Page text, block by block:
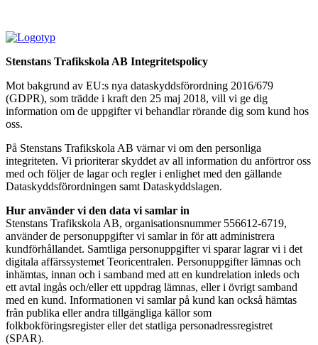
Stenstans Trafikskola AB Integritetspolicy
Mot bakgrund av EU:s nya dataskyddsförordning 2016/679
(GDPR), som trädde i kraft den 25 maj 2018, vill vi ge dig
information om de uppgifter vi behandlar rörande dig som kund hos
oss.
På Stenstans Trafikskola AB värnar vi om den personliga
integriteten. Vi prioriterar skyddet av all information du anförtror oss
med och följer de lagar och regler i enlighet med den gällande
Dataskyddsförordningen samt Dataskyddslagen.
Hur använder vi den data vi samlar in
Stenstans Trafikskola AB, organisationsnummer 556612-6719,
använder de personuppgifter vi samlar in för att administrera
kundförhållandet. Samtliga personuppgifter vi sparar lagrar vi i det
digitala affärssystemet Teoricentralen. Personuppgifter lämnas och
inhämtas, innan och i samband med att en kundrelation inleds och
ett avtal ingås och/eller ett uppdrag lämnas, eller i övrigt samband
med en kund. Informationen vi samlar på kund kan också hämtas
från publika eller andra tillgängliga källor som
folkbokföringsregister eller det statliga personadressregistret
(SPAR).